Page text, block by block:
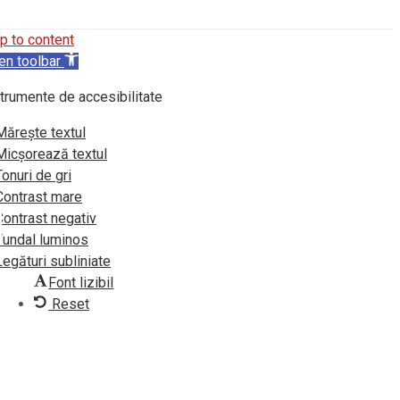
to content
toolbar
de accesibilitate
textul
textul
de gri
mare
Contrast negativ
luminos
subliniate
Font lizibil
Reset